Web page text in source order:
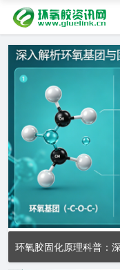
环氧胶固化原理科普：